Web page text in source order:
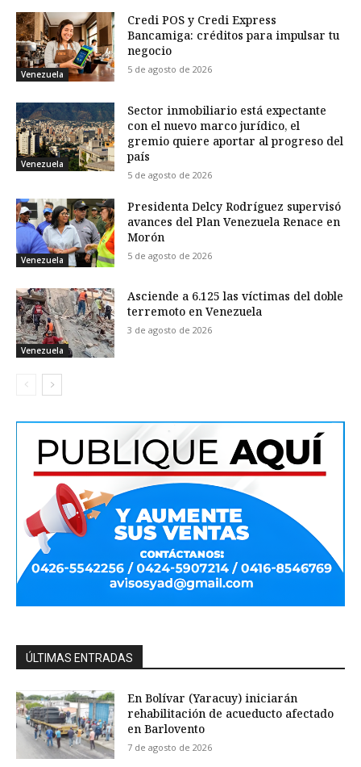
Venezuela
Credi POS y Credi Express
Bancamiga: créditos para impulsar tu
negocio
5 de agosto de 2026
Venezuela
Sector inmobiliario está expectante
con el nuevo marco jurídico, el
gremio quiere aportar al progreso del
país
5 de agosto de 2026
Venezuela
Presidenta Delcy Rodríguez supervisó
avances del Plan Venezuela Renace en
Morón
5 de agosto de 2026
Venezuela
Asciende a 6.125 las víctimas del doble
terremoto en Venezuela
3 de agosto de 2026
ÚLTIMAS ENTRADAS
En Bolívar (Yaracuy) iniciarán
rehabilitación de acueducto afectado
en Barlovento
7 de agosto de 2026